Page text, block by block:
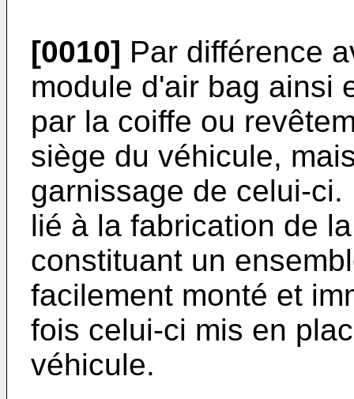
[0010] Par différence
module d'air bag ainsi
par la coiffe ou
siège du véhicule,
garnissage de celui-
lié à la fabrication de
constituant un
facilement monté et
fois celui-ci mis en
véhicule.